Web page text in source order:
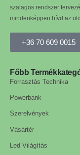
szalagos rendszer
mindenképpen hívd az
+36 70 609 0015
Főbb
Forrasztás Technika
Powerbank
Szerelvények
Vásártér
Led Világítás